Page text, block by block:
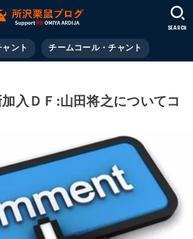
ント チームコール・チャント
SEARCH
入ＤＦ:山田将之についてコ